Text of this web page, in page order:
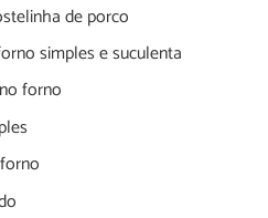
de porco
simples e suculenta
forno